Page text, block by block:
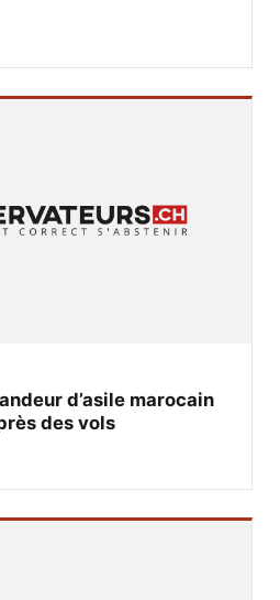
d’asile marocain
des vols